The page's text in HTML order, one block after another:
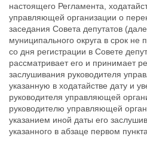
настоящего Регламента,
управляющей организации о
заседания Совета депутатов
муниципального округа в срок не
со дня регистрации в Совете
рассматривает его и принимает
заслушивания руководителя
указанную в ходатайстве дату и
руководителя управляющей
руководителю управляющей
указанием иной даты его
указанного в абзаце первом